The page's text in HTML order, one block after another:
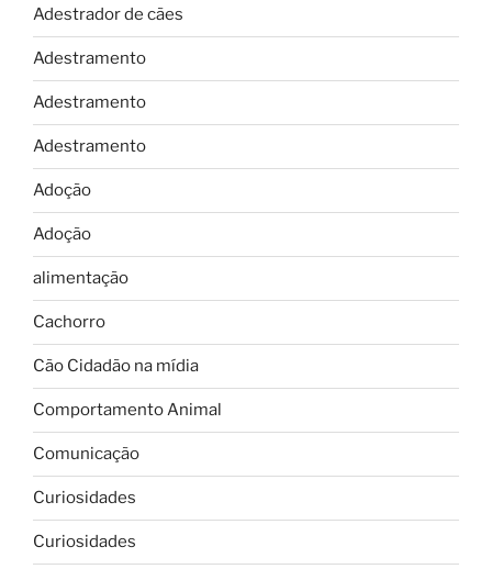
Adestrador de cães
Adestramento
Adestramento
Adestramento
Adoção
Adoção
alimentação
Cachorro
Cão Cidadão na mídia
Comportamento Animal
Comunicação
Curiosidades
Curiosidades